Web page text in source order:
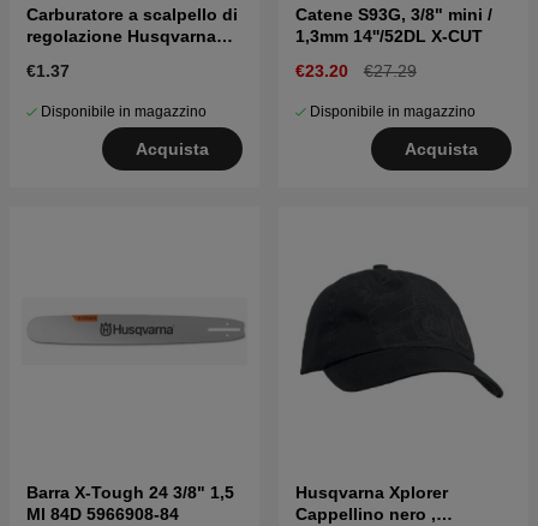
Carburatore a scalpello di
regolazione Husqvarna
€1.37
Disponibile in magazzino
Acquista
Catene S93G, 3/8" mini /
1,3mm 14''/52DL X-CUT
€23.20
€27.29
Disponibile in magazzino
Acquista
Barra X-Tough 24 3/8" 1,5
Ml 84D 5966908-84
Husqvarna Xplorer
Cappellino nero ,